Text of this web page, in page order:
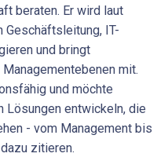
beraten. Er wird laut
IT-
und bringt
mit.
und möchte
Lösungen entwickeln, die
- vom Management bis
zitieren.